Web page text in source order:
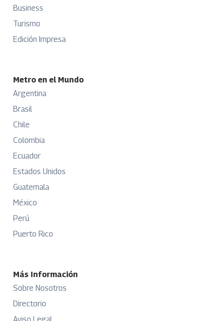
Business
Turismo
Edición Impresa
Metro en el Mundo
Argentina
Brasil
Chile
Colombia
Ecuador
Estados Unidos
Guatemala
México
Perú
Puerto Rico
Más Información
Sobre Nosotros
Directorio